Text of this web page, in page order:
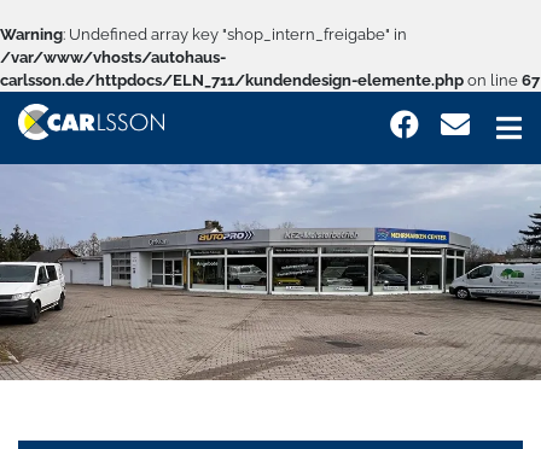
Warning: Undefined array key "shop_intern_freigabe" in
/var/www/vhosts/autohaus-
carlsson.de/httpdocs/ELN_711/kundendesign-elemente.php on line 67